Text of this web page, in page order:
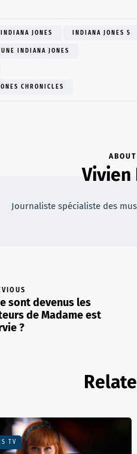
INDIANA JONES INDIANA JONES 5
INDIANA JONES
CHRONICLES
Vivien
Journaliste spécialiste des
sont devenus les
de Madame est
?
TV